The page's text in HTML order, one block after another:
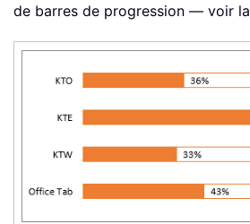
de barres de progression — voir la